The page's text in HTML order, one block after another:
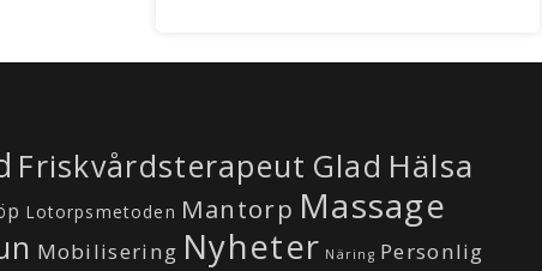
Friskvårdsterapeut Glad Hälsa
Lotorpsmetoden Mantorp Massage
Mobilisering Nyheter Näring Personlig